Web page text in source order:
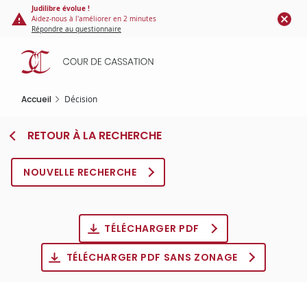
Panneau de gestion des cookies
contenu
principal
Judilibre évolue !
Aidez-nous à l'améliorer en 2 minutes
Répondre au questionnaire
Accueil Décision
RETOUR À LA RECHERCHE
NOUVELLE RECHERCHE
TÉLÉCHARGER PDF
TÉLÉCHARGER PDF SANS ZONAGE